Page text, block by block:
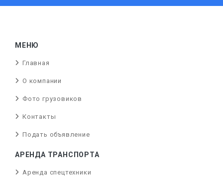
МЕНЮ
Главная
О компании
Фото грузовиков
Контакты
Подать объявление
АРЕНДА ТРАНСПОРТА
Аренда спецтехники